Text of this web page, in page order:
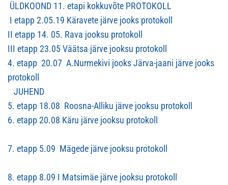
ÜLDKOOND 11. etapi kokkuvõte PROTOKOLL
I etapp 2.05.19 Käravete järve jooks protokoll
II etapp 14. 05. Rava jooksu protokoll
III etapp 23.05 Väätsa järve jooksu protokoll
4. etapp 20.07 A.Nurmekivi jooks Järva-jaani järve jooks
protokoll
JUHEND
5. etapp 18.08 Roosna-Alliku järve jooksu protokoll
6. etapp 20.08 Käru järve jooksu protokoll
7. etapp 5.09 Mägede järve jooksu protokoll
8. etapp 8.09 I Matsimäe järve jooksu protokoll